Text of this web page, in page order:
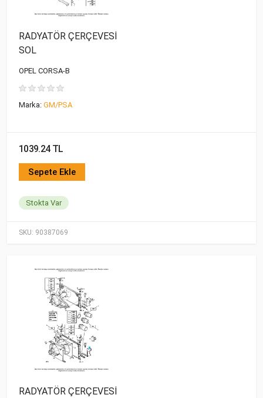
SKU: 90387069
RADYATÖR ÇERÇEVESİ
SOL
OPEL CORSA-B
Marka: GM/PSA
1039.24 TL
Sepete Ekle
Stokta Var
RADYATÖR ÇERÇEVESİ